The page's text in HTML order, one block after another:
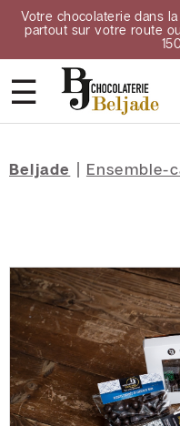
Votre chocolaterie dans
partout sur votre route
☰
Beljade Ensemble-
À
Points
de
vente
Confidentialité